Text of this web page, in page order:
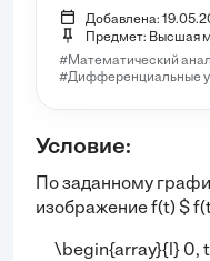
Добавлена:
Предмет: Высшая
#Математический
#Дифференциальные
Условие:
По заданному
изображениеf(t) $
\begin{array}{l} 0,